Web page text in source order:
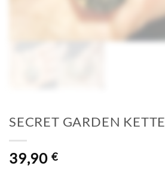
SECRET GARDEN KETTE
39,90 €